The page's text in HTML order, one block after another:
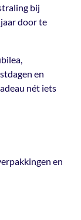
en
nét
bij
door te
en
nét iets
en